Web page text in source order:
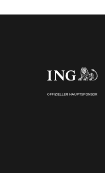
OFFIZIELLER HAUPTSPONSOR